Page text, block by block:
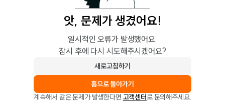
앗, 문제가 생겼어요!
일시적인 오류가 발생했어요.
잠시 후에 다시 시도해주시겠어요?
새로고침하기
홈으로 돌아가기
계속해서 같은 문제가 발생한다면 고객센터로 문의해주세요.